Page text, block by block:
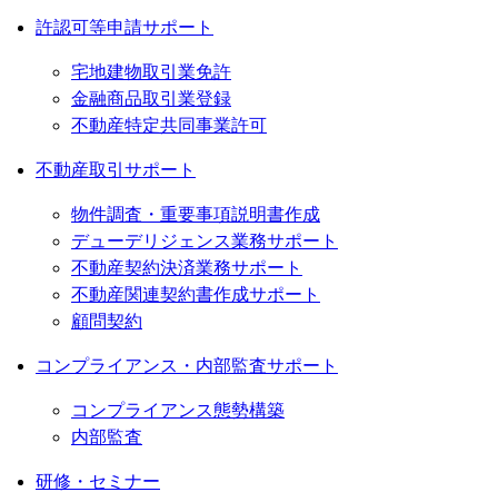
許認可等申請サポート
宅地建物取引業免許
金融商品取引業登録
不動産特定共同事業許可
不動産取引サポート
物件調査・重要事項説明書作成
デューデリジェンス業務サポート
不動産契約決済業務サポート
不動産関連契約書作成サポート
顧問契約
コンプライアンス・内部監査サポート
コンプライアンス態勢構築
内部監査
研修・セミナー